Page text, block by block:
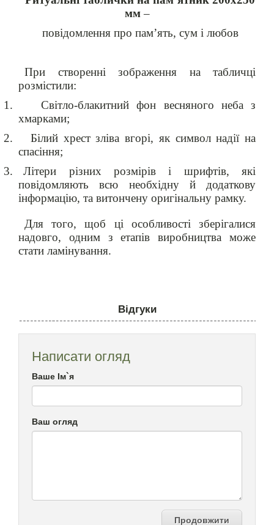
мм–
повідомлення про пам’ять, сум і любов
При створенні зображення на табличці
розмістили:
1.
Світло-блакитний фон весняного неба з
хмарками;
2.
Білий хрест зліва вгорі, як символ надії на
спасіння;
3.
Літери різних розмірів і шрифтів, які
повідомляють всю необхідну й додаткову
інформацію, та витончену оригінальну рамку.
Для того, щоб ці особливості зберігалися
надовго, одним з етапів виробництва може
стати ламінування.
Відгуки
Написати огляд
Ваше Ім`я
Ваш огляд
Продовжити